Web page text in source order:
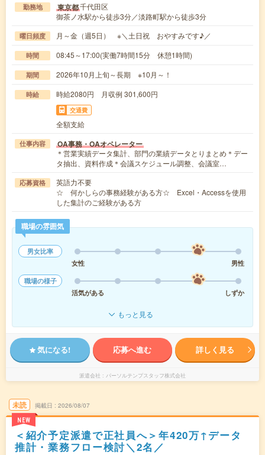
勤務地 東京都千代田区
御茶ノ水駅から徒歩3分／淡路町駅から徒歩3分
曜日頻度 月～金（週5日） ※＼土日祝 おやすみです♪／
時間 08:45～17:00(実働7時間15分 休憩1時間)
期間 2026年10月上旬～長期 ※10月～！
時給 時給2080円 月収例 301,600円
交通費
全額支給
仕事内容 OA事務・OAオペレーター
＊営業実績データ集計、部門の業績データとりまとめ＊デー
タ抽出、資料作成＊会議スケジュール調整、会議室…
応募資格
英語力不要
☆ 何かしらの事務経験がある方☆ Excel・Accessを使用
した集計のご経験がある方
職場の雰囲気
男女比率
女性
男性
職場の様子
活気がある
しずか
もっと見る
気になる! 応募へ進む 詳しく見る
派遣会社 パーソルテンプスタッフ株式会社
未読
NEW
掲載日 2026/08/07
＜紹介予定派遣で正社員へ＞年420万↑データ
推計・業務フロー検討＼2名／